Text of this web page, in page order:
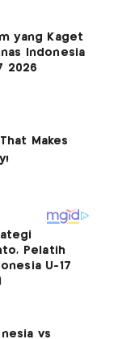
yang Kaget
Indonesia
2026
Pelatih
U-17
vs